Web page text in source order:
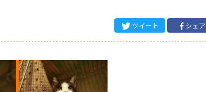
ツイート シェア